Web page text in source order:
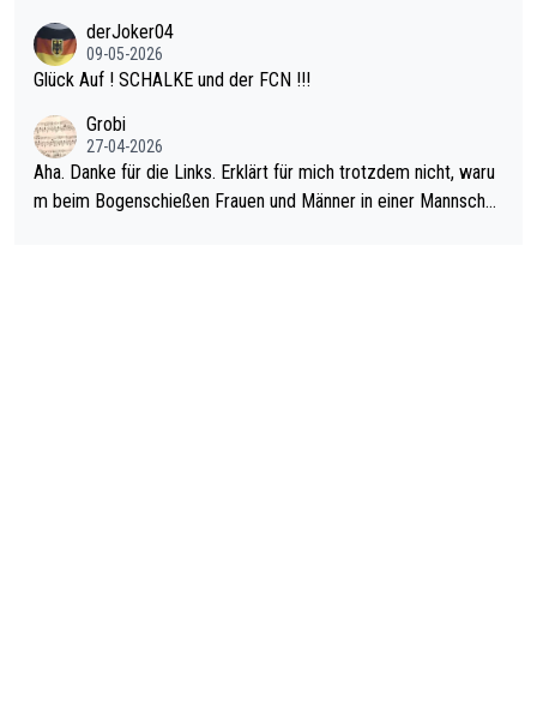
erden, im Arm hat. Und, dass Medikamente ihm helfen! Ich glau
be immer noch, dass sehr viele der Dartits-Fälle fälschlich psy
diese könnten teils wirksam behandelt werden! Dafür müsste
man nur zum Neurologen und nicht zum Mentaltrainer gehen…
derJoker04
09-05-2026
Glück Auf ! SCHALKE und der FCN !!!
Grobi
27-04-2026
Aha. Danke für die Links. Erklärt für mich trotzdem nicht, waru
m beim Bogenschießen Frauen und Männer in einer Mannschaf